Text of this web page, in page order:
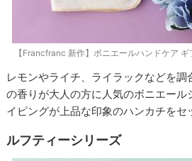
【Francfranc 新作】ボニエールハンドケア
レモンやライチ、ライラックなどを
の香りが大人の方に人気のボニエール
イピングが上品な印象のハンカチをセ
ルフティーシリーズ